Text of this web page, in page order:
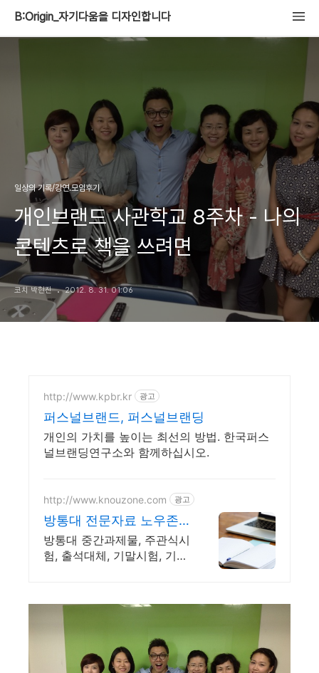
B:Origin_자기다움을 디자인합니다
일상의 기록/강연.모임후기
개인브랜드 사관학교 8주차 - 나의
콘텐츠로 책을 쓰려면
코치 박현진 2012. 8. 31. 01:06
http://www.kpbr.kr 광고
퍼스널브랜드, 퍼스널브랜딩
개인의 가치를 높이는 최선의 방법. 한국퍼스
널브랜딩연구소와 함께하십시오.
http://www.knouzone.com 광고
방통대 전문자료 노우존
방통대 자료포털 NO.1
방통대 중간과제물, 주관식시
험, 출석대체, 기말시험, 기출